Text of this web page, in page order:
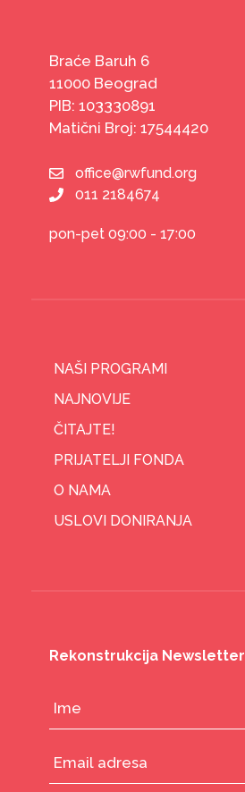
Braće Baruh 6
11000 Beograd
PIB: 103330891
Matični Broj: 17544420
office@rwfund.org
011 2184674
pon-pet 09:00 - 17:00
NAŠI PROGRAMI
NAJNOVIJE
ČITAJTE!
PRIJATELJI FONDA
O NAMA
USLOVI DONIRANJA
Rekonstrukcija Newsletter